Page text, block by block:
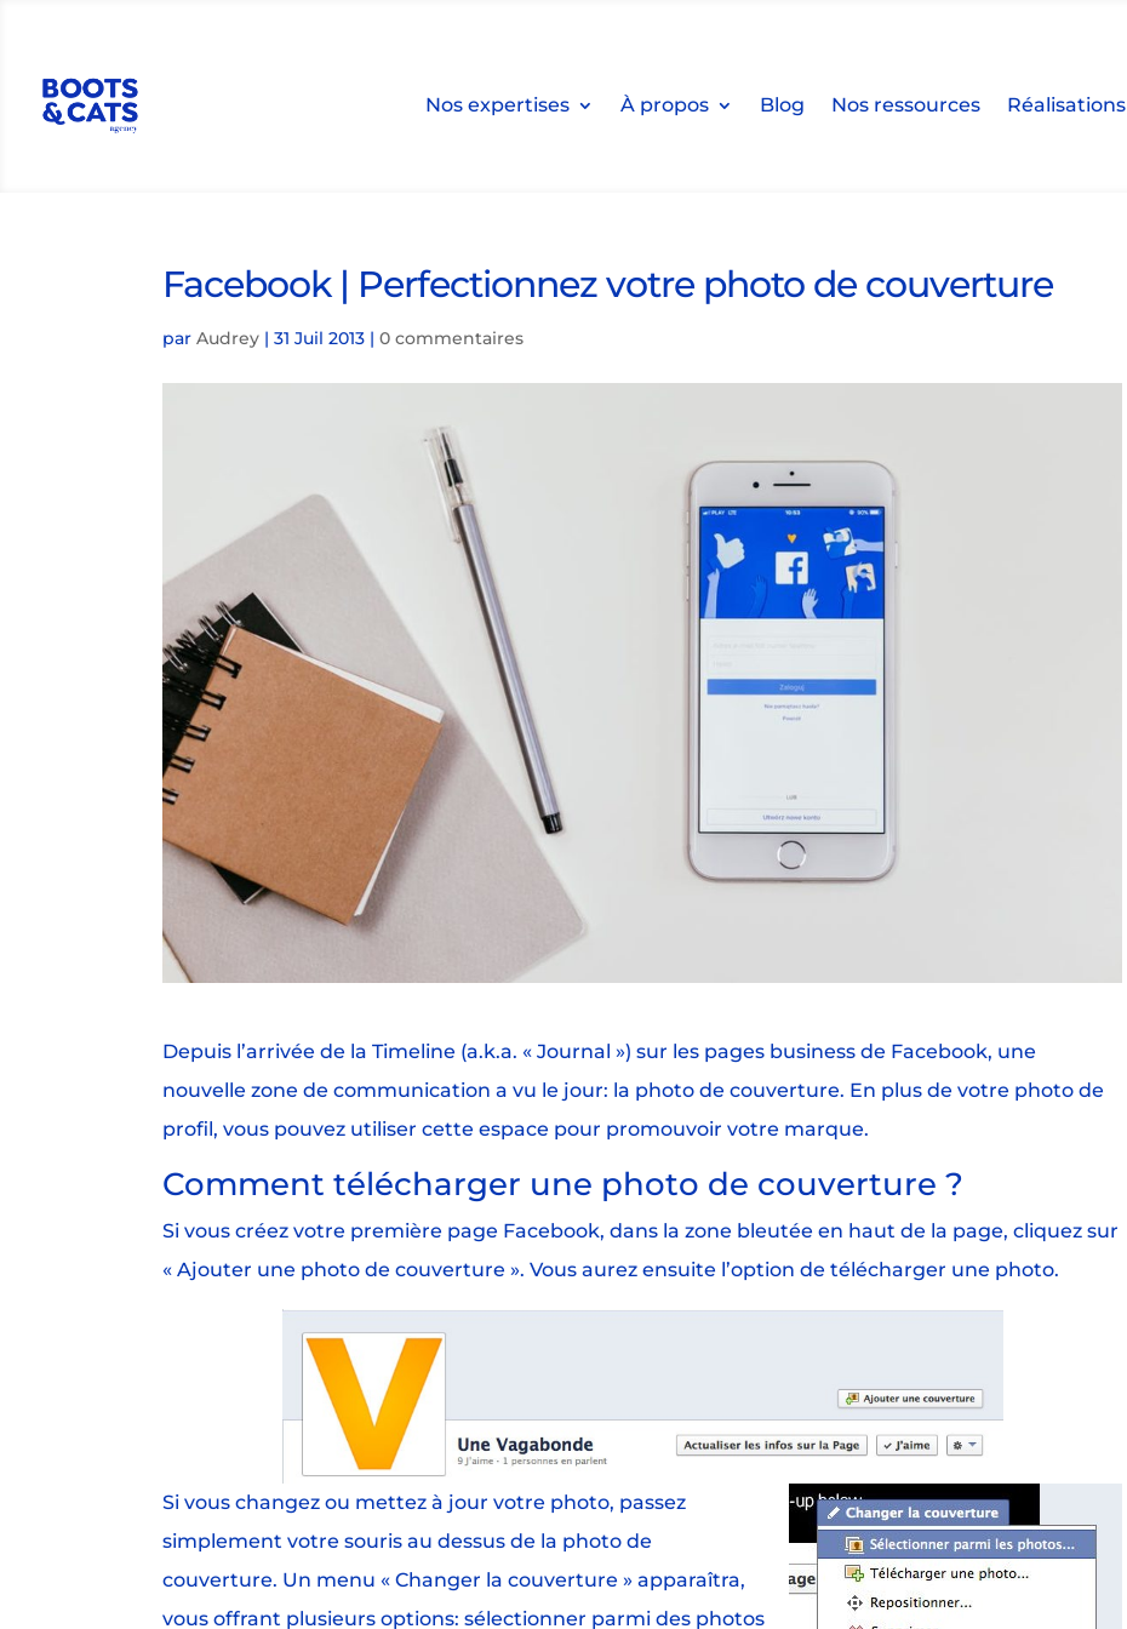
Nos expertises À propos Blog Nos ressources Réalisations
Facebook | Perfectionnez votre photo de couverture
parAudrey |31 Juil 2013 |0 commentaires
Depuis l’arrivée de la Timeline (a.k.a. « Journal ») sur les pages business de Facebook, une
nouvelle zone de communication a vu le jour: la photo de couverture. En plus de votre photo de
profil, vous pouvez utiliser cette espace pour promouvoir votre marque.
Comment télécharger une photo de couverture ?
Si vous créez votre première page Facebook, dans la zone bleutée en haut de la page, cliquez sur
« Ajouter une photo de couverture ». Vous aurez ensuite l’option de télécharger une photo.
Si vous changez ou mettez à jour votre photo, passez
simplement votre souris au dessus de la photo de
couverture. Un menu « Changer la couverture » apparaîtra,
vous offrant plusieurs options: sélectionner parmi des photos